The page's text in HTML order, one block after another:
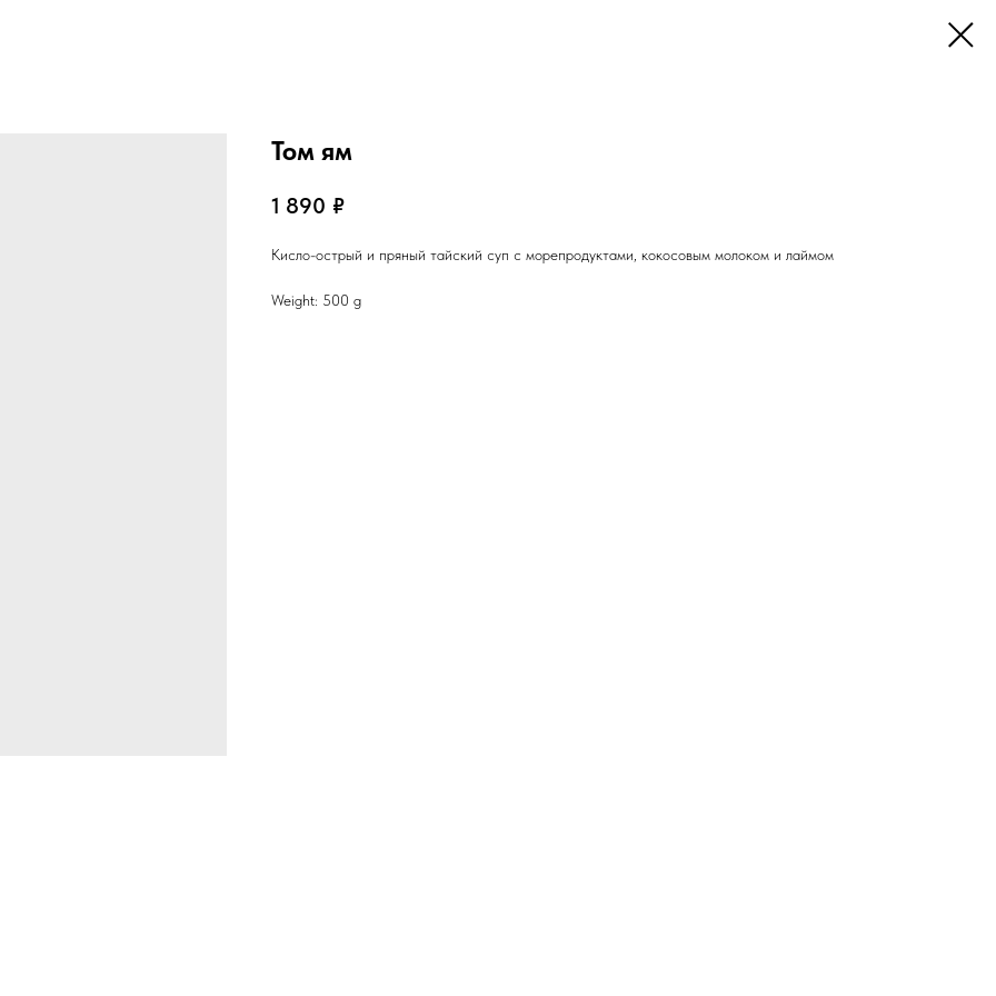
Том ям
1 890 ₽
Кисло-острый и пряный тайский суп с морепродуктами, кокосовым молоком и лаймом
Weight: 500 g